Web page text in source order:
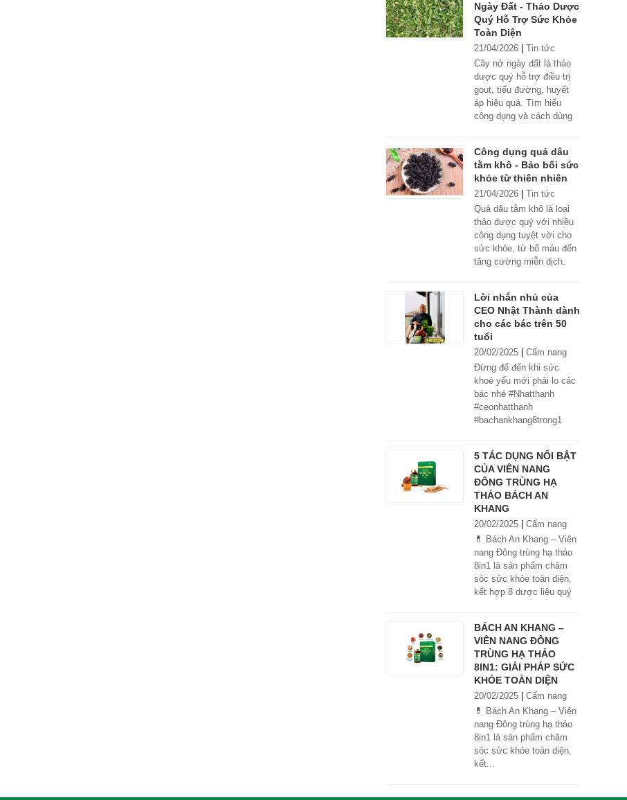
Ngày Đất - Thảo Dược
Quý Hỗ Trợ Sức Khỏe
Toàn Diện
21/04/2026
Tin tức
Cây nở ngày đất là thảo
dược quý hỗ trợ điều trị
gout, tiểu đường, huyết
áp hiệu quả. Tìm hiểu
công dụng và cách dùng
Công dụng quả dâu
tằm khô - Bảo bối sức
khỏe từ thiên nhiên
21/04/2026
Tin tức
Quả dâu tằm khô là loại
thảo dược quý với nhiều
công dụng tuyệt vời cho
sức khỏe, từ bổ máu đến
tăng cường miễn dịch.
Lời nhắn nhủ của
CEO Nhật Thành dành
cho các bác trên 50
tuổi
20/02/2025
Cẩm nang
Đừng để đến khi sức
khoẻ yếu mới phải lo các
bác nhé #Nhatthanh
#ceonhatthanh
#bachankhang8trong1
#khoetubentrong
#nhatthanhbak
5 TÁC DỤNG NỔI BẬT
CỦA VIÊN NANG
ĐÔNG TRÙNG HẠ
THẢO BÁCH AN
KHANG
20/02/2025
Cẩm nang
💊 Bách An Khang – Viên
nang Đông trùng hạ thảo
8in1 là sản phẩm chăm
sóc sức khỏe toàn diện,
kết hợp 8 dược liệu quý
ngủ ngon, giảm mệt mỏi.
Sản phẩm được sản xuất
tại nhà máy đạt chuẩn
GMP, sử dụng công nghệ
cao khô đậm đặc gấp 10
lần, giúp hấp thu nhanh và
hiệu quả hơn.
BÁCH AN KHANG –
VIÊN NANG ĐÔNG
TRÙNG HẠ THẢO
8IN1: GIẢI PHÁP SỨC
KHỎE TOÀN DIỆN
20/02/2025
Cẩm nang
💊 Bách An Khang – Viên
nang Đông trùng hạ thảo
8in1 là sản phẩm chăm
sóc sức khỏe toàn diện,
kết...